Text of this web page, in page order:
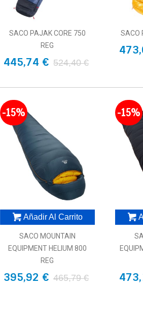
SACO PAJAK CORE 750
REG
445,74 € 524,40 €
SACO
-15%
Añadir Al Carrito
SACO MOUNTAIN
EQUIPMENT HELIUM 800
REG
395,92 € 465,79 €
-15%